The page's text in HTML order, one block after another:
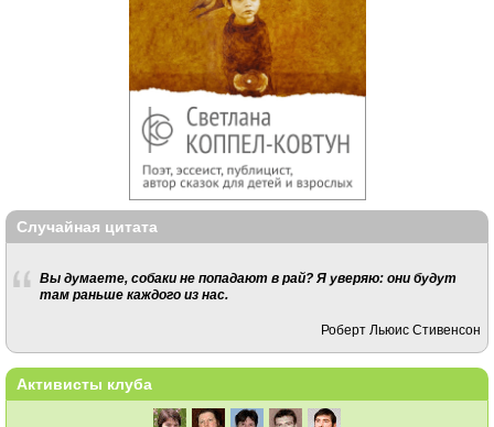
Случайная цитата
Вы думаете, собаки не попадают в рай? Я уверяю: они будут
там раньше каждого из нас.
Роберт Льюис Стивенсон
Активисты клуба